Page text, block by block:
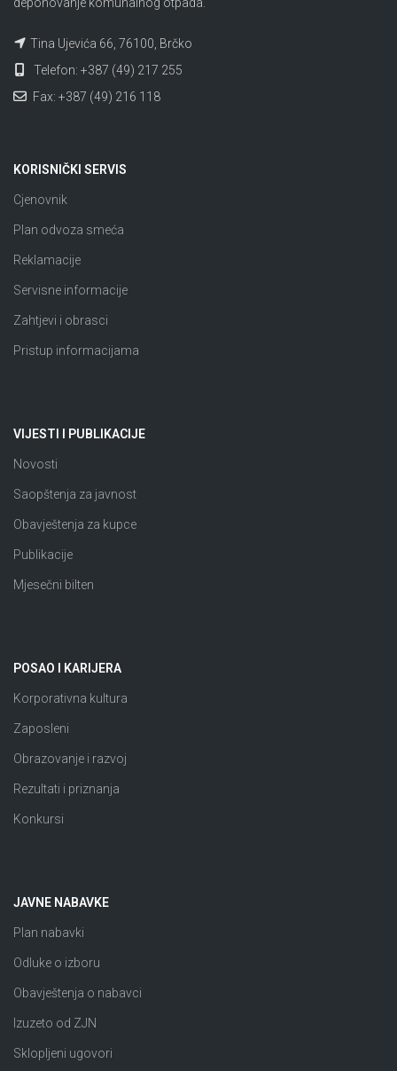
deponovanje komunalnog otpada.
Tina Ujevića 66, 76100, Brčko
Telefon: +387 (49) 217 255
Fax: +387 (49) 216 118
KORISNIČKI SERVIS
Cjenovnik
Plan odvoza smeća
Reklamacije
Servisne informacije
Zahtjevi i obrasci
Pristup informacijama
VIJESTI I PUBLIKACIJE
Novosti
Saopštenja za javnost
Obavještenja za kupce
Publikacije
Mjesečni bilten
POSAO I KARIJERA
Korporativna kultura
Zaposleni
Obrazovanje i razvoj
Rezultati i priznanja
Konkursi
JAVNE NABAVKE
Plan nabavki
Odluke o izboru
Obavještenja o nabavci
Izuzeto od ZJN
Sklopljeni ugovori